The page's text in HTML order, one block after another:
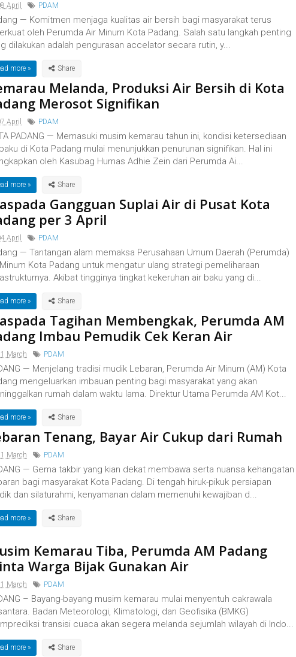
April PDAM
— Komitmen menjaga kualitas air bersih bagi masyarakat terus
oleh Perumda Air Minum Kota Padang. Salah satu langkah penting
dilakukan adalah pengurasan accelator secara rutin, y...
more »
Melanda, Produksi Air Bersih di Kota
Merosot Signifikan
April PDAM
PADANG — Memasuki musim kemarau tahun ini, kondisi ketersediaan
di Kota Padang mulai menunjukkan penurunan signifikan. Hal ini
oleh Kasubag Humas Adhie Zein dari Perumda Ai...
more »
Gangguan Suplai Air di Pusat Kota
per 3 April
April PDAM
— Tantangan alam memaksa Perusahaan Umum Daerah (Perumda)
Kota Padang untuk mengatur ulang strategi pemeliharaan
Akibat tingginya tingkat kekeruhan air baku yang di...
more »
Tagihan Membengkak, Perumda AM
Imbau Pemudik Cek Keran Air
March PDAM
— Menjelang tradisi mudik Lebaran, Perumda Air Minum (AM) Kota
mengeluarkan imbauan penting bagi masyarakat yang akan
rumah dalam waktu lama. Direktur Utama Perumda AM Kot...
more »
Tenang, Bayar Air Cukup dari Rumah
March PDAM
— Gema takbir yang kian dekat membawa serta nuansa kehangatan
bagi masyarakat Kota Padang. Di tengah hiruk-pikuk persiapan
dan silaturahmi, kenyamanan dalam memenuhi kewajiban d...
more »
Kemarau Tiba, Perumda AM Padang
Warga Bijak Gunakan Air
March PDAM
– Bayang-bayang musim kemarau mulai menyentuh cakrawala
Badan Meteorologi, Klimatologi, dan Geofisika (BMKG)
transisi cuaca akan segera melanda sejumlah wilayah di Indo...
more »